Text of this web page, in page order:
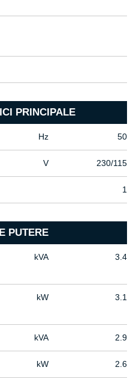
PRINCIPALE
Hz 50
V 230/115
1
PUTERE
kVA 3.4
kW 3.1
kVA 2.9
kW 2.6